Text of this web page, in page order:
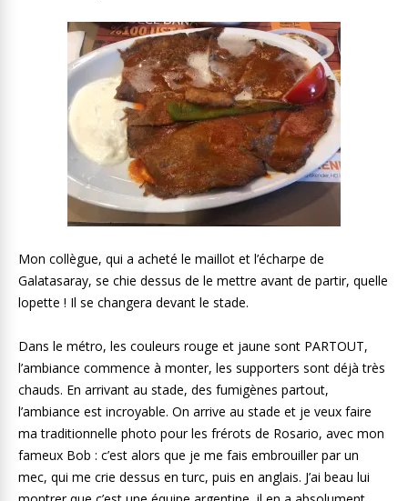
Mon collègue, qui a acheté le maillot et l’écharpe de
Galatasaray, se chie dessus de le mettre avant de partir, quelle
lopette ! Il se changera devant le stade.
Dans le métro, les couleurs rouge et jaune sont PARTOUT,
l’ambiance commence à monter, les supporters sont déjà très
chauds. En arrivant au stade, des fumigènes partout,
l’ambiance est incroyable. On arrive au stade et je veux faire
ma traditionnelle photo pour les frérots de Rosario, avec mon
fameux Bob : c’est alors que je me fais embrouiller par un
mec, qui me crie dessus en turc, puis en anglais. J’ai beau lui